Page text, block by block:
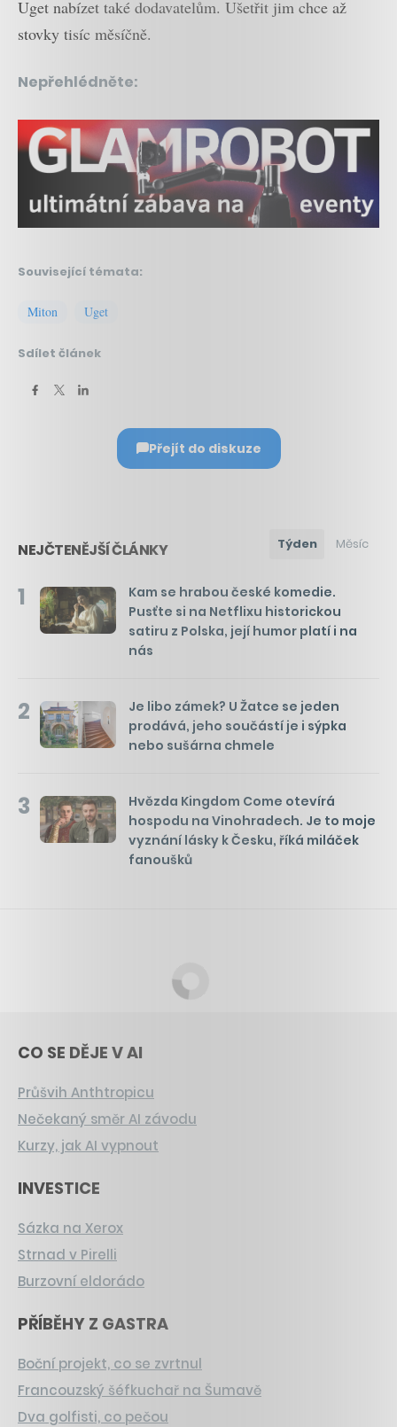
Uget nabízet také dodavatelům. Ušetřit jim chce až
stovky tisíc měsíčně.
Nepřehlédněte:
Související témata:
Miton Uget
Sdílet článek
Přejít do diskuze
NEJČTENĚJŠÍ ČLÁNKY Týden Měsíc
1
Kam se hrabou české komedie.
Pusťte si na Netflixu historickou
satiru z Polska, její humor platí i na
nás
2
Je libo zámek? U Žatce se jeden
prodává, jeho součástí je i sýpka
nebo sušárna chmele
3
Hvězda Kingdom Come otevírá
hospodu na Vinohradech. Je to moje
vyznání lásky k Česku, říká miláček
fanoušků
CO SE DĚJE V AI
Průšvih Anthtropicu
Nečekaný směr AI závodu
Kurzy, jak AI vypnout
INVESTICE
Sázka na Xerox
Strnad v Pirelli
Burzovní eldorádo
PŘÍBĚHY Z GASTRA
Boční projekt, co se zvrtnul
Francouzský šéfkuchař na Šumavě
Dva golfisti, co pečou